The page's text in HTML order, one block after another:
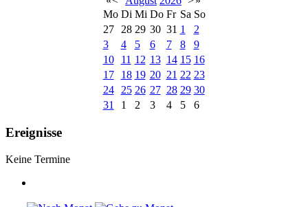
Mo Di Mi Do Fr Sa So
27
28 29 30 31 1
2
3
4 5 6 7 8
9
10
11 12 13 14 15 16
17
18 19 20 21 22 23
24
25 26 27 28 29 30
31
1 2 3 4 5 6
Ereignisse
Keine Termine